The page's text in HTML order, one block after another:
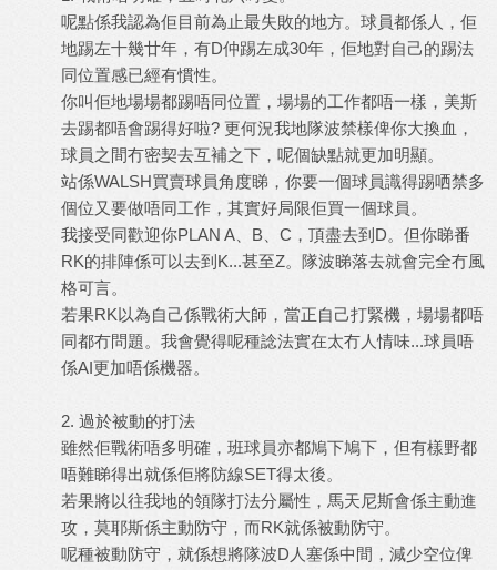
呢點係我認為佢目前為止最失敗的地方。球員都係人，佢
地踢左十幾廿年，有D仲踢左成30年，佢地對自己的踢法
同位置感已經有慣性。
你叫佢地場場都踢唔同位置，場場的工作都唔一樣，美斯
去踢都唔會踢得好啦? 更何況我地隊波禁樣俾你大換血，
球員之間冇密契去互補之下，呢個缺點就更加明顯。
站係WALSH買賣球員角度睇，你要一個球員識得踢哂禁多
個位又要做唔同工作，其實好局限佢買一個球員。
我接受同歡迎你PLAN A、B、C，頂盡去到D。但你睇番
RK的排陣係可以去到K...甚至Z。隊波睇落去就會完全冇風
格可言。
若果RK以為自己係戰術大師，當正自己打緊機，場場都唔
同都冇問題。我會覺得呢種諗法實在太冇人情味...球員唔
係AI更加唔係機器。
2. 過於被動的打法
雖然佢戰術唔多明確，班球員亦都鳩下鳩下，但有樣野都
唔難睇得出就係佢將防線SET得太後。
若果將以往我地的領隊打法分屬性，馬天尼斯會係主動進
攻，莫耶斯係主動防守，而RK就係被動防守。
呢種被動防守，就係想將隊波D人塞係中間，減少空位俾